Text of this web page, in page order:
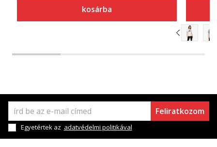
kosárba
Feliratkozom
Egyetértek az adatvédelmi politikával